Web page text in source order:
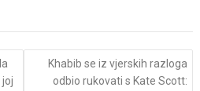
Khabib se iz vjerskih razloga
odbio rukovati s Kate Scott: